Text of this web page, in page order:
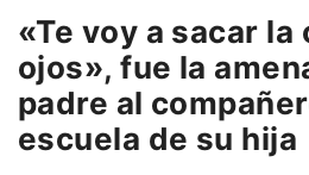
«Te voy a sacar la
ojos», fue la
padre al
escuela de su hija